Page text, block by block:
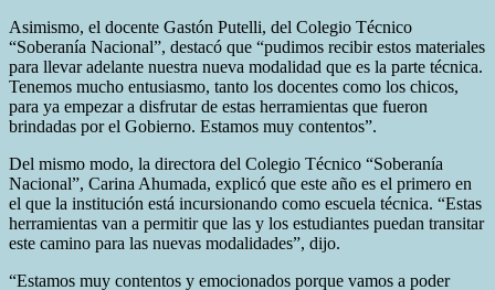
Asimismo, el docente Gastón Putelli, del Colegio Técnico
“Soberanía Nacional”, destacó que “pudimos recibir estos materiales
para llevar adelante nuestra nueva modalidad que es la parte técnica.
Tenemos mucho entusiasmo, tanto los docentes como los chicos,
para ya empezar a disfrutar de estas herramientas que fueron
brindadas por el Gobierno. Estamos muy contentos”.
Del mismo modo, la directora del Colegio Técnico “Soberanía
Nacional”, Carina Ahumada, explicó que este año es el primero en
el que la institución está incursionando como escuela técnica. “Estas
herramientas van a permitir que las y los estudiantes puedan transitar
este camino para las nuevas modalidades”, dijo.
“Estamos muy contentos y emocionados porque vamos a poder